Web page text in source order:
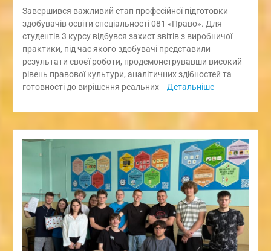
Завершився важливий етап професійної підготовки
здобувачів освіти спеціальності 081 «Право». Для
студентів 3 курсу відбувся захист звітів з виробничої
практики, під час якого здобувачі представили
результати своєї роботи, продемонструвавши високий
рівень правової культури, аналітичних здібностей та
готовності до вирішення реальних
Детальніше